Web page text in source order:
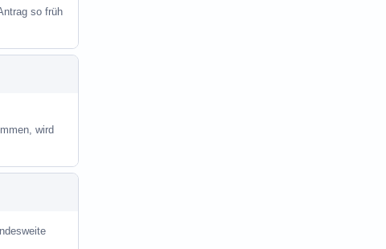
so früh
wird